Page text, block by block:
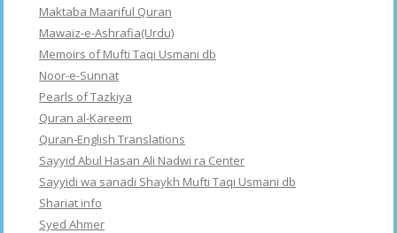
Maktaba Maariful Quran
Mawaiz-e-Ashrafia(Urdu)
Memoirs of Mufti Taqi Usmani db
Noor-e-Sunnat
Pearls of Tazkiya
Quran al-Kareem
Quran-English Translations
Sayyid Abul Hasan Ali Nadwi ra Center
Sayyidi wa sanadi Shaykh Mufti Taqi Usmani db
Shariat info
Syed Ahmer